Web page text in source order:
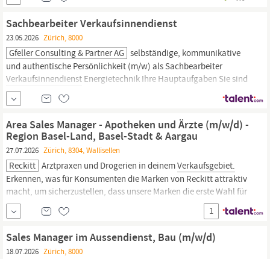
Verkaufsprozessdie richtigen Advisor- und Fachexpert:innen zum
Ergänzend zu eingehenden Anfragen erschliesst du aktiv eigene
Verkaufschancen
Sachbearbeiter Verkaufsinnendienst
23.05.2026 Zürich, 8000
Gfeller Consulting & Partner AG selbständige, kommunikative
und authentische Persönlichkeit (m/w) als Sachbearbeiter
Verkaufsinnendienst Energietechnik Ihre Hauptaufgaben Sie sind
verantwortlich für die Erstellung von Offerten und deren
Nachfassung sowie die Auftragsabwicklung. Sie sind Schnittstelle
und Administration und Sie sind ein
kompetenter...
Area Sales Manager - Apotheken und Ärzte (m/w/d) -
Region Basel-Land, Basel-Stadt & Aargau
27.07.2026 Zürich, 8304, Wallisellen
Reckitt Arztpraxen und Drogerien in deinemVerkaufsgebiet.
Erkennen, was für Konsumenten die Marken von Reckitt attraktiv
macht, um sicherzustellen, dass unsere Marken die erste Wahl für
Kunden und medizinisches Fachpersonal bleiben. Umsetzung von
Werbekampagnen und Anleitung der Kunden zur effektiven
1
Sales Manager im Aussendienst, Bau (m/w/d)
18.07.2026 Zürich, 8000